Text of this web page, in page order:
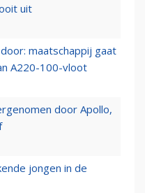
uit
maatschappij gaat
A220-100-vloot
door Apollo,
jongen in de